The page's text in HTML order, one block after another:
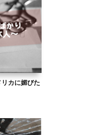
カに媚びた